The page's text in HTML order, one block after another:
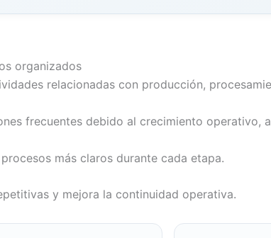
organizados
relacionadas con producción,
frecuentes debido al crecimiento operativo,
más claros durante cada etapa.
y mejora la continuidad operativa.